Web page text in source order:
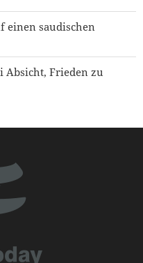
einen saudischen
Absicht, Frieden zu
zusammen
jede Entscheidung
und Drohnen